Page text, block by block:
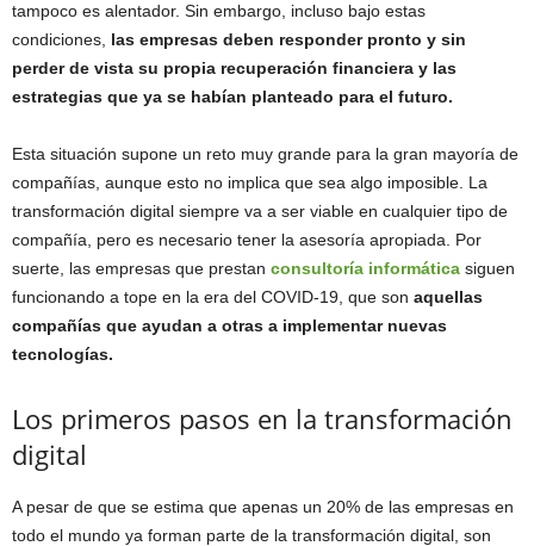
tampoco es alentador. Sin embargo, incluso bajo estas
condiciones, las empresas deben responder pronto y sin
perder de vista su propia recuperación financiera y las
estrategias que ya se habían planteado para el futuro.
Esta situación supone un reto muy grande para la gran mayoría de
compañías, aunque esto no implica que sea algo imposible. La
transformación digital siempre va a ser viable en cualquier tipo de
compañía, pero es necesario tener la asesoría apropiada. Por
suerte, las empresas que prestan consultoría informática siguen
funcionando a tope en la era del COVID-19, que son aquellas
compañías que ayudan a otras a implementar nuevas
tecnologías.
Los primeros pasos en la transformación
digital
A pesar de que se estima que apenas un 20% de las empresas en
todo el mundo ya forman parte de la transformación digital, son